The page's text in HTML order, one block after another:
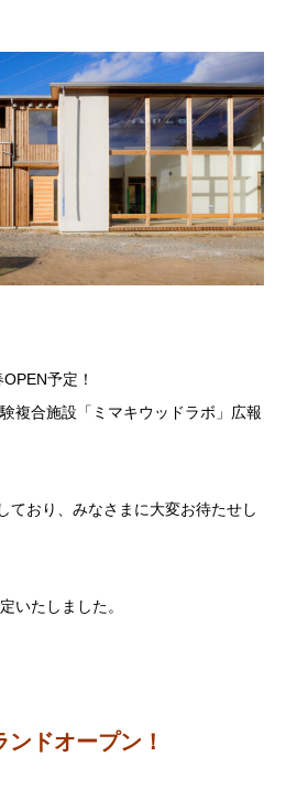
予定！
複合施設「ミマキウッドラボ」広報
ており、みなさまに大変お待たせし
いたしました。
ドオープン！